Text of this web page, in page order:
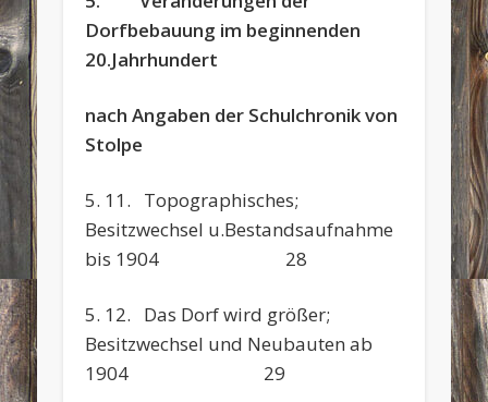
Dorfbebauung im beginnenden
20.Jahrhundert
nach Angaben der Schulchronik von
Stolpe
5. 11. Topographisches;
Besitzwechsel u.Bestandsaufnahme
bis 1904 28
5. 12. Das Dorf wird größer;
Besitzwechsel und Neubauten ab
1904 29